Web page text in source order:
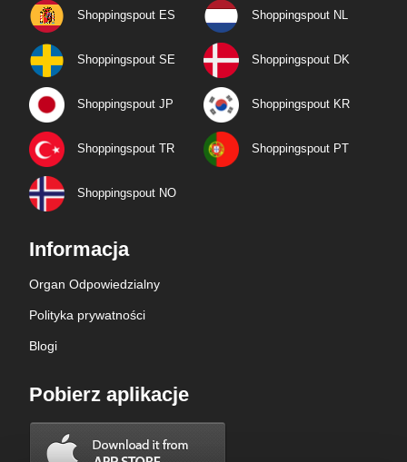
Shoppingspout ES Shoppingspout NL
Shoppingspout SE Shoppingspout DK
Shoppingspout JP Shoppingspout KR
Shoppingspout TR Shoppingspout PT
Shoppingspout NO
Informacja
Organ Odpowiedzialny
Polityka prywatności
Blogi
Pobierz aplikacje